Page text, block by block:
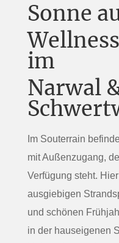
Sonne
im
Narwal
Im Souterrain
mit Außenzugang,
Verfügung steht.
ausgiebigen
und schönen
in der hauseigenen